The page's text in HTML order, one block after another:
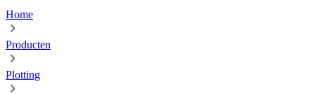
Home
Producten
Plotting